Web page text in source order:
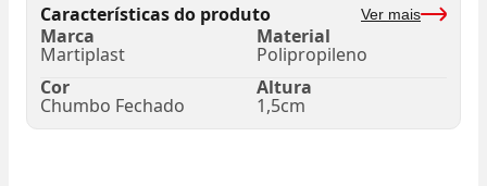
Características do produto Ver mais
Marca
Martiplast
Material
Polipropileno
Cor
Chumbo Fechado
Altura
1,5cm